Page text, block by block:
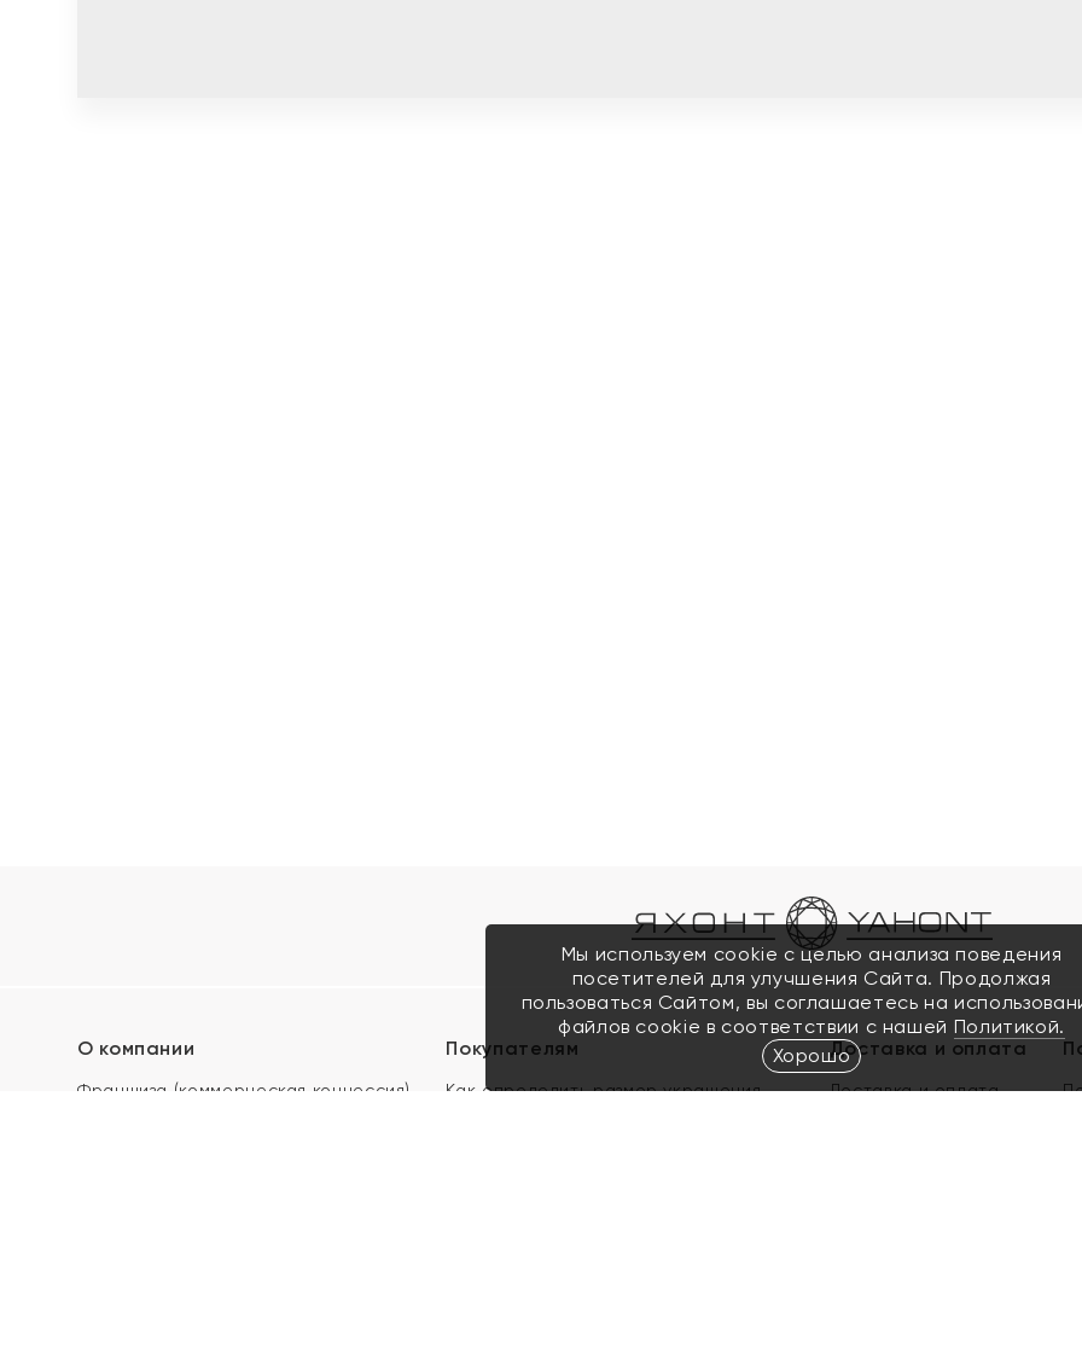
О компании
Франшиза (коммерческая концессия)
Покупателям
Как определить размер украшения
Доставка и оплата
Доставка и оплата
Мы используем cookie с целью анализа поведения
посетителей для улучшения Сайта. Продолжая
пользоваться Сайтом, вы соглашаетесь на
файлов cookie в соответствии с нашей Политикой.
Хорошо